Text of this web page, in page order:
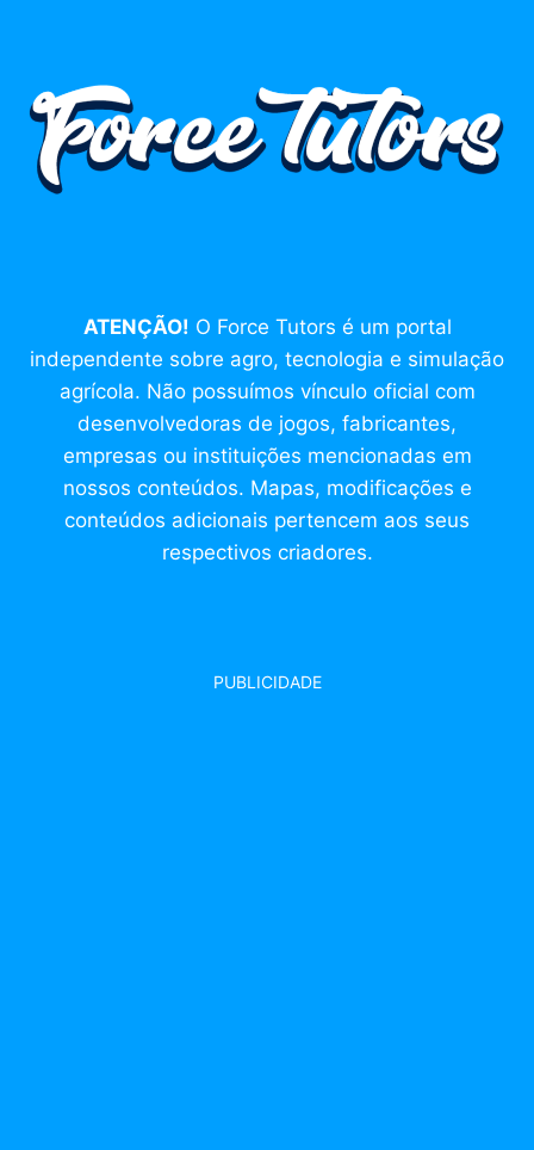
ATENÇÃO! O Force Tutors é um portal
independente sobre agro, tecnologia e simulação
agrícola. Não possuímos vínculo oficial com
desenvolvedoras de jogos, fabricantes,
empresas ou instituições mencionadas em
nossos conteúdos. Mapas, modificações e
conteúdos adicionais pertencem aos seus
respectivos criadores.
PUBLICIDADE